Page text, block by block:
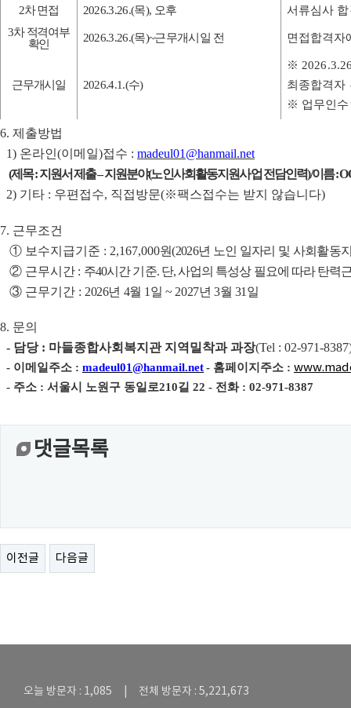
2차 면접 2026.3.26.(목), 오후
서류심사
3차 적격여부
확인
2026.3.26.(목)~근무개시일 전 면접합격자
근무개시일 2026.4.1.(수)
※
최종합격자
※ 업무인
6. 제출방법
1) 온라인(이메일)접수 : madeul01@hanmail.net
(제목:지원서 제출–지원분야(노인사회활동지원사업 전담인력)/이름:
2) 기타 : 우편접수, 직접방문(※팩스접수는 받지 않습니다)
7. 근무조건
① 보수지급기준 : 2,167,000원(2026년 노인 일자리 및 사회활동
② 근무시간 : 주40시간 기준. 단,사업의 특성상 필요에 따라 탄력
③ 근무기간 : 2026년 4월 1일~ 2027년3월 31일
8. 문의
- 담당 : 마들종합사회복지관 지역밀착과 과장(Tel : 02-971-
- 이메일주소 : madeul01@hanmail.net- 홈페이지주소 :
- 주소 : 서울시 노원구 동일로210길 22 - 전화 : 02-971-8387
댓글목록
이전글 다음글
오늘 방문자 : 1,085 | 전체 방문자 : 5,221,673